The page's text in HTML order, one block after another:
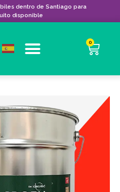
dentro de Santiago para
disponible
0